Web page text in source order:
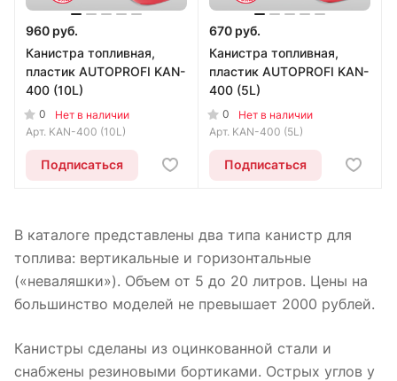
960 руб.
Канистра топливная,
пластик AUTOPROFI KAN-
400 (10L)
0
Нет в наличии
Арт. KAN-400 (10L)
Подписаться
670 руб.
Канистра топливная,
пластик AUTOPROFI KAN-
400 (5L)
0
Нет в наличии
Арт. KAN-400 (5L)
Подписаться
В каталоге представлены два типа канистр для
топлива: вертикальные и горизонтальные
(«неваляшки»). Объем от 5 до 20 литров. Цены на
большинство моделей не превышает 2000 рублей.
Канистры сделаны из оцинкованной стали и
снабжены резиновыми бортиками. Острых углов у